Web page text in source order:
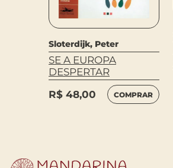
Sloterdijk, Peter
SE A EUROPA
DESPERTAR
R$ 48,00 COMPRAR